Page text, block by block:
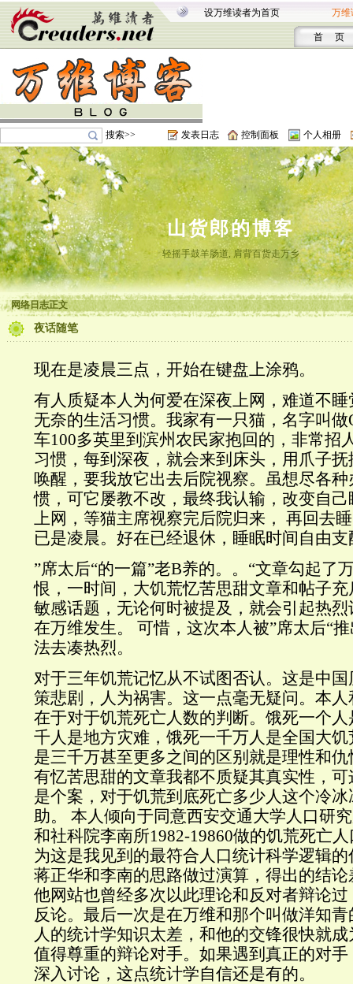
设万维读者为首页 万维
首 页
搜索>> 发表日志 控制面板 个人相册
山货郎的博客
轻摇手鼓羊肠道, 肩背百货走万乡
网络日志正文
夜话随笔
现在是凌晨三点，开始在键盘上涂鸦。
有人质疑本人为何爱在深夜上网，难道不
无奈的生活习惯。我家有一只猫，名字叫
车100多英里到滨州农民家抱回的，非常招
习惯，每到深夜，就会来到床头，用爪子
唤醒，要我放它出去后院视察。虽想尽各
惯，可它屡教不改，最终我认输，改变自
上网，等猫主席视察完后院归来， 再回去
已是凌晨。好在已经退休，睡眠时间自由支
”席太后“的一篇”老B养的。。“文章勾起了
恨，一时间，大饥荒忆苦思甜文章和帖子
敏感话题，无论何时被提及，就会引起热
在万维发生。 可惜，这次本人被”席太后“
法去凑热烈。
对于三年饥荒记忆从不试图否认。这是中
策悲剧，人为祸害。这一点毫无疑问。本
在于对于饥荒死亡人数的判断。饿死一个
千人是地方灾难，饿死一千万人是全国大
是三千万甚至更多之间的区别就是理性和
有忆苦思甜的文章我都不质疑其真实性，
是个案，对于饥荒到底死亡多少人这个冷
助。 本人倾向于同意西安交通大学人口研
和社科院李南所1982-19860做的饥荒死亡
为这是我见到的最符合人口统计科学逻辑
蒋正华和李南的思路做过演算，得出的结
他网站也曾经多次以此理论和反对者辩论
反论。最后一次是在万维和那个叫做洋知
人的统计学知识太差，和他的交锋很快就
值得尊重的辩论对手。如果遇到真正的对
深入讨论，这点统计学自信还是有的。